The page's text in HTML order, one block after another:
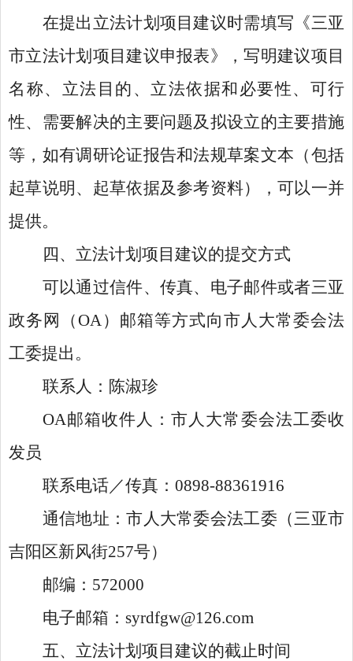
在提出立法计划项目建议时需填写《三亚
市立法计划项目建议申报表》，写明建议项目
名称、立法目的、立法依据和必要性、可行
性、需要解决的主要问题及拟设立的主要措施
等，如有调研论证报告和法规草案文本（包括
起草说明、起草依据及参考资料），可以一并
提供。
四、立法计划项目建议的提交方式
可以通过信件、传真、电子邮件或者三亚
政务网（OA）邮箱等方式向市人大常委会法
工委提出。
联系人：陈淑珍
OA邮箱收件人：市人大常委会法工委收
发员
联系电话／传真： 0898-88361916
通信地址：市人大常委会法工委（三亚市
吉阳区新风街257号）
邮编： 572000
电子邮箱： syrdfgw@126.com
五、立法计划项目建议的截止时间